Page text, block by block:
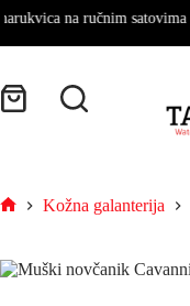
na ručnim satovima
Kožna galanterija